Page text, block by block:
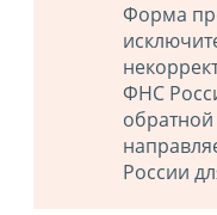
Форма
ФНС
России